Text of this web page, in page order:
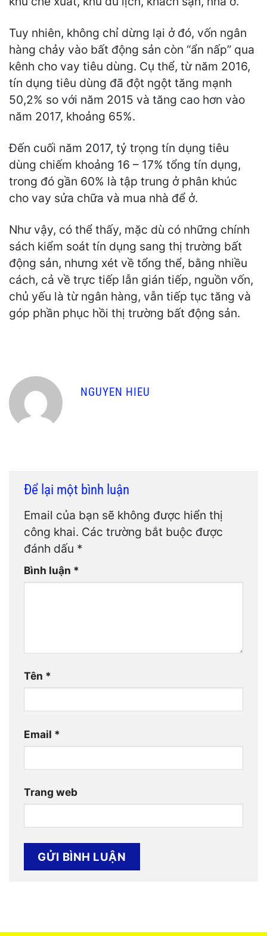
Tuy nhiên, không chỉ dừng lại ở đó, vốn ngân
hàng chảy vào bất động sản còn “ẩn nấp” qua
kênh cho vay tiêu dùng. Cụ thể, từ năm 2016,
tín dụng tiêu dùng đã đột ngột tăng mạnh
50,2% so với năm 2015 và tăng cao hơn vào
năm 2017, khoảng 65%.
Đến cuối năm 2017, tỷ trọng tín dụng tiêu
dùng chiếm khoảng 16 – 17% tổng tín dụng,
trong đó gần 60% là tập trung ở phân khúc
cho vay sửa chữa và mua nhà để ở.
Như vậy, có thể thấy, mặc dù có những chính
sách kiểm soát tín dụng sang thị trường bất
động sản, nhưng xét về tổng thể, bằng nhiều
cách, cả về trực tiếp lẫn gián tiếp, nguồn vốn,
chủ yếu là từ ngân hàng, vẫn tiếp tục tăng và
góp phần phục hồi thị trường bất động sản.
NGUYEN HIEU
Để lại một bình luận
Email của bạn sẽ không được hiển thị
công khai. Các trường bắt buộc được
đánh dấu *
Bình luận *
Tên *
Email *
Trang web